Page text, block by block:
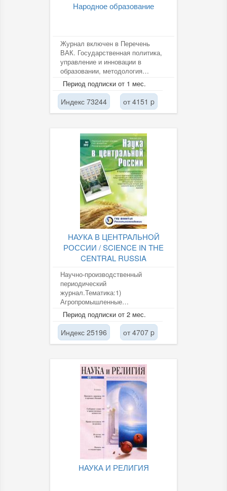
Народное образование
Журнал включен в Перечень
ВАК. Государственная политика,
управление и инновации в
образовании, методология
воспитания и обучения,
нормативные...
Период подписки от 1 мес.
Индекс 73244 от 4151 p
НАУКА В ЦЕНТРАЛЬНОЙ
РОССИИ / SCIENCE IN THE
CENTRAL RUSSIA
Научно-производственный
периодический
журнал.Тематика:1)
Агропромышленные
инновационные технологии в
растениеводстве и
животноводстве.2)
Эффективное...
Период подписки от 2 мес.
Индекс 25196 от 4707 p
НАУКА И РЕЛИГИЯ